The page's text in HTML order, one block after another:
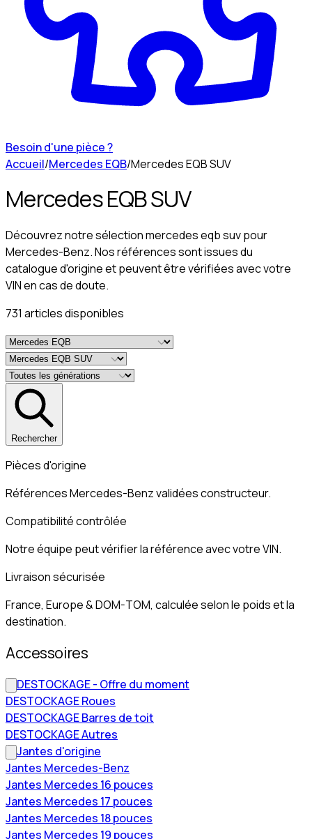
Besoin d'une pièce ?
Accueil/Mercedes EQB/Mercedes EQB SUV
Mercedes EQB SUV
Découvrez notre sélection mercedes eqb suv pour
Mercedes-Benz. Nos références sont issues du
catalogue d'origine et peuvent être vérifiées avec votre
VIN en cas de doute.
731 articlesdisponibles
Rechercher
Pièces d'origine
Références Mercedes-Benz validées constructeur.
Compatibilité contrôlée
Notre équipe peut vérifier la référence avec votre VIN.
Livraison sécurisée
France, Europe & DOM-TOM, calculée selon le poids et la
destination.
Accessoires
DESTOCKAGE - Offre du moment
DESTOCKAGE Roues
DESTOCKAGE Barres de toit
DESTOCKAGE Autres
Jantes d'origine
Jantes Mercedes-Benz
Jantes Mercedes 16 pouces
Jantes Mercedes 17 pouces
Jantes Mercedes 18 pouces
Jantes Mercedes 19 pouces